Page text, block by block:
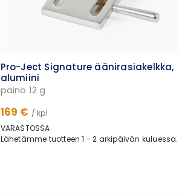
Pro-Ject Signature äänirasiakelkka,
alumiini
paino 12 g
169 € / kpl
VARASTOSSA
Lähetämme tuotteen 1 - 2 arkipäivän kuluessa.